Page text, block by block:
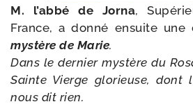
M. l’abbé de Jorna,
France, a don­né ensuite une
mys­tère de Marie.
Dans le der­nier mys­tère du
Sainte Vierge glo­rieuse, dont
nous dit rien.